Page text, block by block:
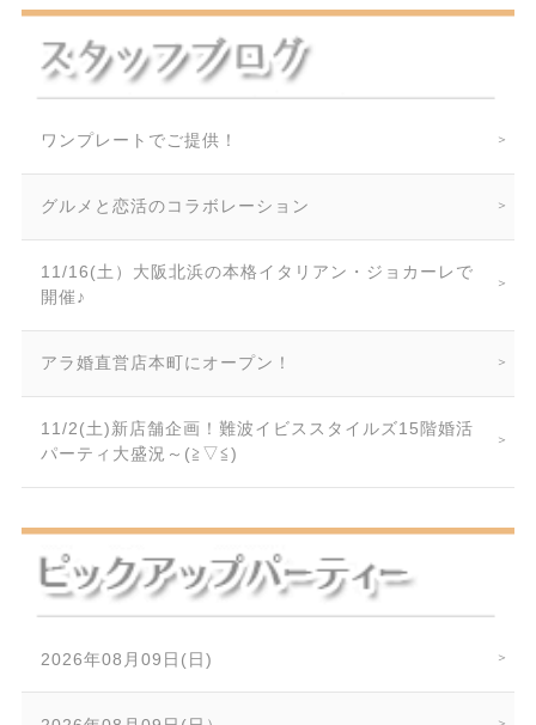
ワンプレートでご提供！
グルメと恋活のコラボレーション
11/16(土）大阪北浜の本格イタリアン・ジョカーレで
開催♪
アラ婚直営店本町にオープン！
11/2(土)新店舗企画！難波イビススタイルズ15階婚活
パーティ大盛況～(≧▽≦)
2026年08月09日(日)